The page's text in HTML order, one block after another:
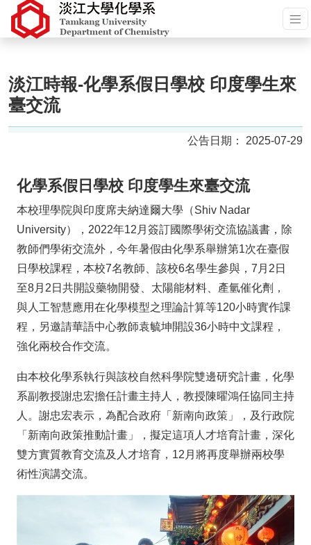
淡江時報-化學系假日學校 印度學生來
臺交流
2025-07-29
化學系假日學校 印度學生來臺交流
本校理學院與印度席夫納達爾大學（Shiv Nadar
University），2022年12月簽訂國際學術交流協議書，除
教師們學術交流外，今年暑假由化學系舉辦第1次在臺假
日學校課程，本校7名教師、該校6名學生參與，7月2日
至8月2日共開設藥物開發、太陽能材料、產氫催化劑，
與人工智慧應用在化學模型之理論計算等120小時實作課
程，另邀請華語中心教師袁毓坤開設36小時中文課程，
強化兩校合作交流。
由本校化學系執行與該校自然科學院雙邊研究計畫，化學
系副教授謝忠宏擔任計畫主持人，教授陳曜鴻任協同主持
人。謝忠宏表示，為配合政府「新南向政策」，及行政院
「新南向政策推動計畫」，擬定這項人才培育計畫，深化
雙方實質教育交流及人才培育，12月將再度舉辦兩校學
術性演講交流。